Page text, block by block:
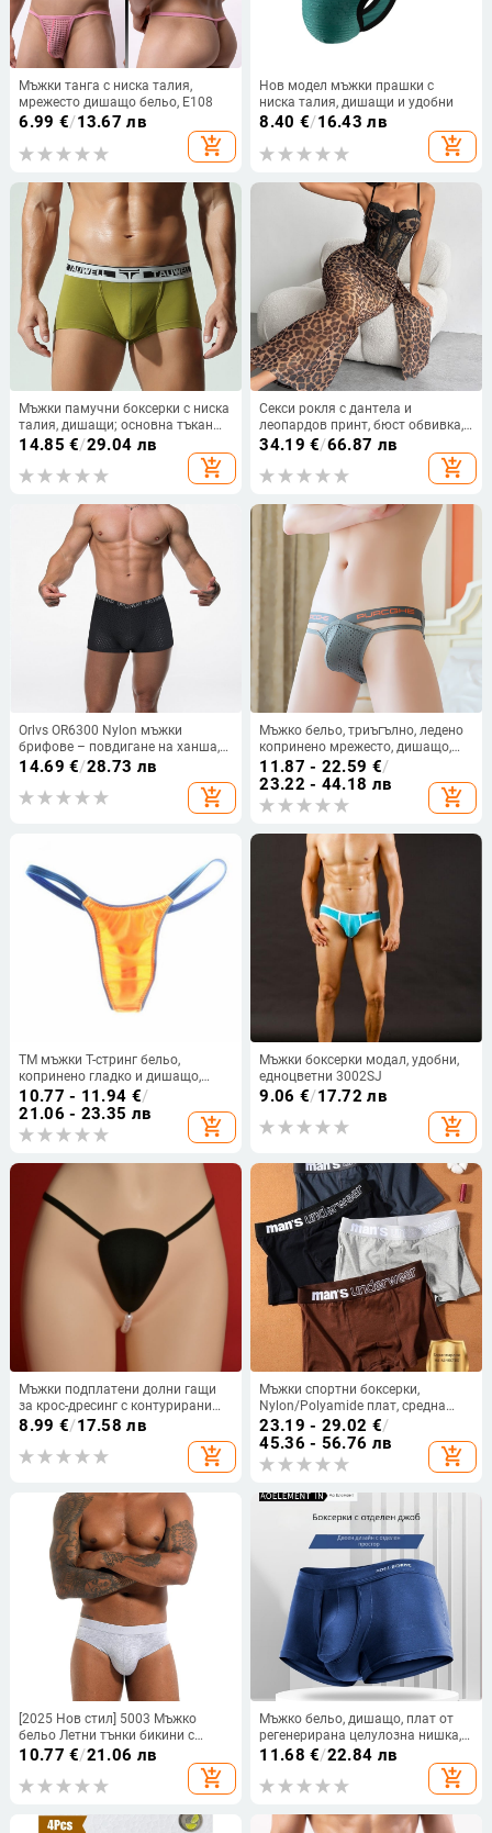
Мъжки танга с ниска талия,
мрежесто дишащо бельо, E108
6.99 €/13.67 лв
add_shopping_cart
Нов модел мъжки прашки с
ниска талия, дишащи и удобни
8.40 €/16.43 лв
add_shopping_cart
Мъжки памучни боксерки с ниска
талия, дишащи; основна тъкан
памук 90-95%; чатала памук 90-
14.85 €/29.04 лв
add_shopping_cart
Секси рокля с дантела и
леопардов принт, бюст обвивка,
стройна кройка, 95% полиестер,
34.19 €/66.87 лв
add_shopping_cart
Orlvs OR6300 Nylon мъжки
брифове – повдигане на ханша,
безшевни, дишащи,
14.69 €/28.73 лв
add_shopping_cart
Мъжко бельо, триъгълно, ледено
копринено мрежесто, дишащо,
триизмерно U-изпъкнало, чанта,
къси шорти за млади момчета,
доставка на едро
11.87 - 22.59 €/
23.22 - 44.18 лв
add_shopping_cart
TM мъжки T-стринг бельо,
копринено гладко и дишащо,
ниска талия, модел с цветни
блокове, найлон
10.77 - 11.94 €/
21.06 - 23.35 лв
add_shopping_cart
Мъжки боксерки модал, удобни,
едноцветни 3002SJ
9.06 €/17.72 лв
add_shopping_cart
Мъжки подплатени долни гащи
за крос-дресинг с контурирани
задни части и широки ханшове,
дишащ нейлон, перлени акценти
8.99 €/17.58 лв
add_shopping_cart
Мъжки спортни боксерки,
Nylon/Polyamide плат, средна
талия, подплата Nylon/Polyamide
23.19 - 29.02 €/
45.36 - 56.76 лв
add_shopping_cart
[2025 Нов стил] 5003 Мъжко
бельо Летни тънки бикини с
ниска талия, висока еластична,
дишаща, секси, U-образна форма
10.77 €/21.06 лв
add_shopping_cart
Мъжко бельо, дишащо, плат от
регенерирана целулозна нишка,
плетено, средна талия,
едноцветно, вътрешна част 95%
вискоза
11.68 €/22.84 лв
add_shopping_cart